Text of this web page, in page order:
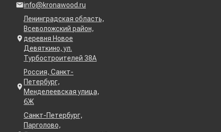
info@kronawood.ru
Ленинградская область,
Всеволожский район,
деревня Новое
Девяткино, ул.
Турбостроителей 38А
Россия, Санкт-
Петербург,
Менделеевская улица,
6Ж
Санкт-Петербург,
Парголово,